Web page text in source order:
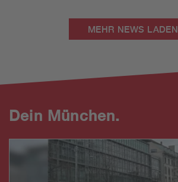
MEHR NEWS LADEN
Dein München.